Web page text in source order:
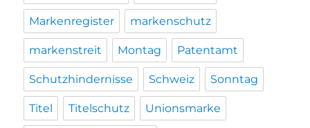
Markenregister markenschutz
markenstreit Montag Patentamt
Schutzhindernisse Schweiz Sonntag
Titel Titelschutz Unionsmarke